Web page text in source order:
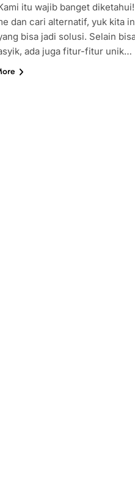
itu wajib banget
dan cari alternatif, yuk kita
bisa jadi solusi. Selain
ada juga fitur-fitur unik…